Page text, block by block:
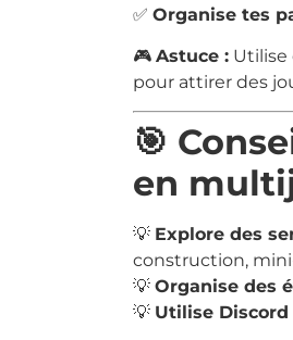
✅ Organise tes
🎮 Astuce : Utilise
pour attirer des
🎯
en
💡 Explore des
construction,
💡 Organise des
💡 Utilise